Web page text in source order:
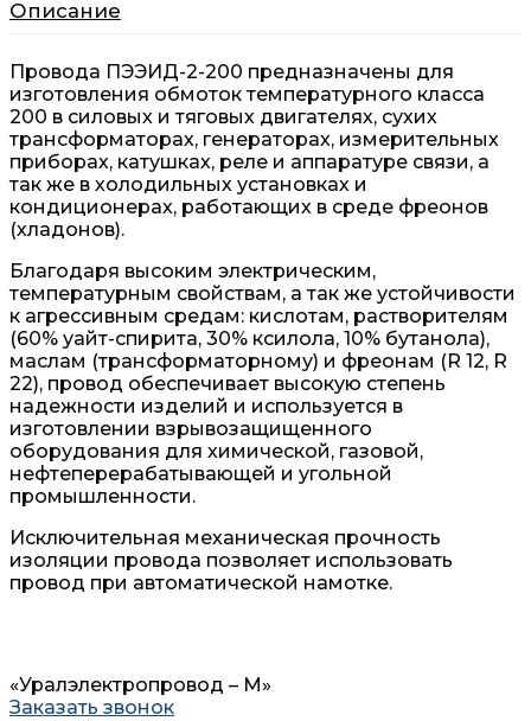
Описание
Провода ПЭЭИД-2-200 предназначены для
изготовления обмоток температурного класса
200 в силовых и тяговых двигателях, сухих
трансформаторах, генераторах, измерительных
приборах, катушках, реле и аппаратуре связи, а
так же в холодильных установках и
кондиционерах, работающих в среде фреонов
(хладонов).
Благодаря высоким электрическим,
температурным свойствам, а так же устойчивости
к агрессивным средам: кислотам, растворителям
(60% уайт-спирита, 30% ксилола, 10% бутанола),
маслам (трансформаторному) и фреонам (R 12, R
22), провод обеспечивает высокую степень
надежности изделий и используется в
изготовлении взрывозащищенного
оборудования для химической, газовой,
нефтеперерабатывающей и угольной
промышленности.
Исключительная механическая прочность
изоляции провода позволяет использовать
провод при автоматической намотке.
«Уралэлектропровод – М»
Заказать звонок